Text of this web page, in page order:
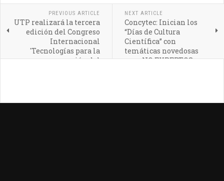
PREVIOUS ARTICLE
UTP realizará la tercera
edición del Congreso
Internacional
'Tecnologías para la
conservación del
NEXT ARTICLE
Concytec: Inician los
“Días de Cultura
Científica” con
temáticas novedosas
para NO EXPERTOS en